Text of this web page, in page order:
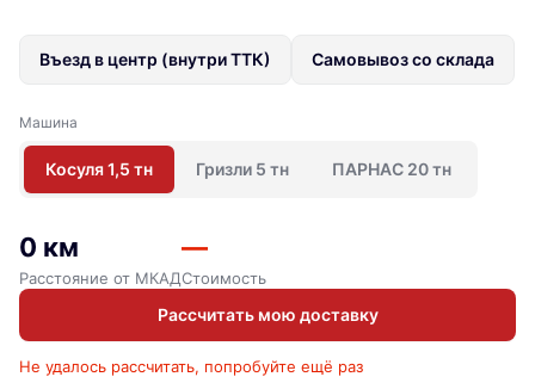
Въезд в центр (внутри ТТК) Самовывоз со склада
Машина
Косуля 1,5 тн Гризли 5 тн ПАРНАС 20 тн
0 км
Расстояние от МКАД
—
Стоимость
Рассчитать мою доставку
Не удалось рассчитать, попробуйте ещё раз